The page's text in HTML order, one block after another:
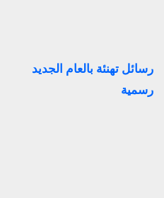
رسائل تهنئة بالعام الجديد
رسمية